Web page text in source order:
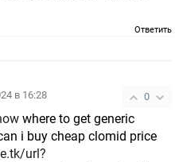
Ответить
0
в 16:28
where to get generic
i buy cheap clomid price
url?